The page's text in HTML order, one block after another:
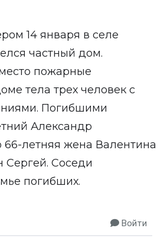
14 января в селе
частный дом.
пожарные
тела трех человек с
Погибшими
Александр
66-летняя жена Валентина
Сергей. Соседи
погибших.
Войти